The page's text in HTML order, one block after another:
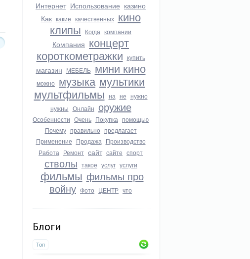
Интернет Использование казино
Как какие качественных кино
клипы Когда компании
Компания концерт
короткометражки купить
магазин МЕБЕЛЬ мини кино
можно музыка мультики
мультфильмы на не нужно
нужны Онлайн оружие
Особенности Очень Покупка помощью
Почему правильно предлагает
Применение Продажа Производство
Работа Ремонт сайт сайте спорт
стволы такое услуг услуги
фильмы фильмы про
войну Фото ЦЕНТР что
Блоги
Топ